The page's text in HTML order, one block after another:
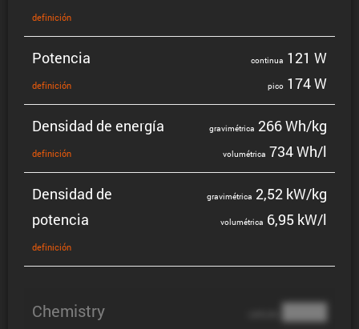
defini­ción
Potencia
defini­ción
continua 121 W
pico 174 W
Densidad de energía
defini­ción
gravi­mé­trica 266 Wh/kg
volumé­trica 734 Wh/l
Densidad de
potencia
defini­ción
gravi­mé­trica 2,52 kW/kg
volumé­trica 6,95 kW/l
Chemistry ████